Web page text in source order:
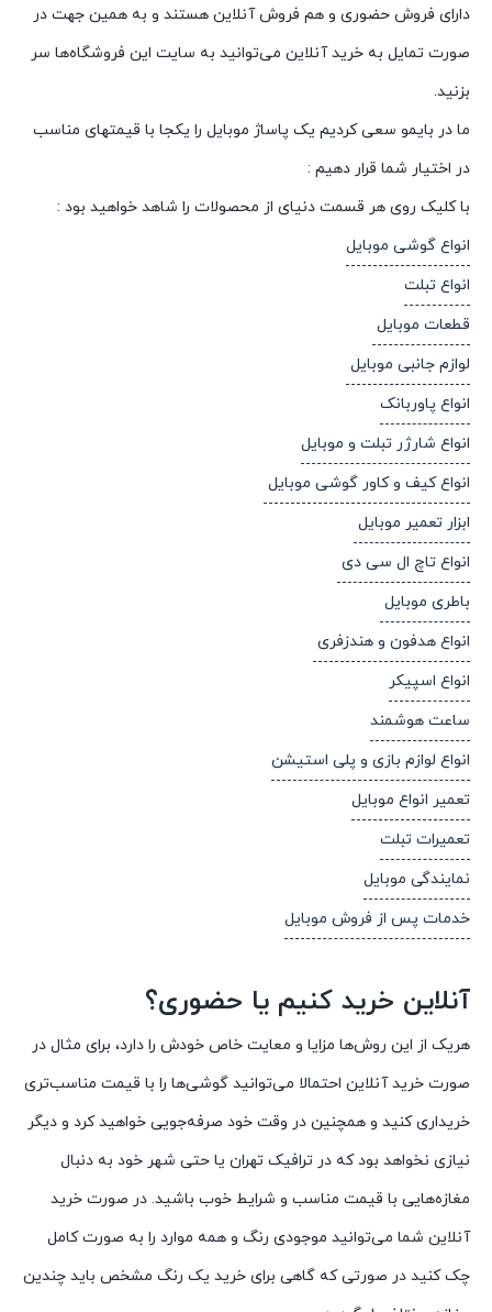
دارای فروش حضوری و هم فروش آنلاین هستند و به همین جهت در
صورت تمایل به خرید آنلاین می‌توانید به سایت این فروشگاه‌ها سر
بزنید.
ما در بایمو سعی کردیم یک پاساژ موبایل را یکجا با قیمتهای مناسب
در اختیار شما قرار دهیم :
با کلیک روی هر قسمت دنیای از محصولات را شاهد خواهید بود :
انواع گوشی موبایل
انواع تبلت
قطعات موبایل
لوازم جانبی موبایل
انواع پاوربانک
انواع شارژر تبلت و موبایل
انواع کیف و کاور گوشی موبایل
ابزار تعمیر موبایل
انواع تاچ ال سی دی
باطری موبایل
انواع هدفون و هندزفری
انواع اسپیکر
ساعت هوشمند
انواع لوازم بازی و پلی استیشن
تعمیر انواع موبایل
تعمیرات تبلت
نمایندگی موبایل
خدمات پس از فروش موبایل
آنلاین خرید کنیم یا حضوری؟
هریک از این روش‌ها مزایا و معایت خاص خودش را دارد، برای مثال در
صورت خرید آنلاین احتمالا می‌توانید گوشی‌ها را با قیمت مناسب‌تری
خریداری کنید و همچنین در وقت خود صرفه‌جویی خواهید کرد و دیگر
نیازی نخواهد بود که در ترافیک تهران یا حتی شهر خود به دنبال
مغازه‌هایی با قیمت مناسب و شرایط خوب باشید. در صورت خرید
آنلاین شما می‌توانید موجودی رنگ و همه موارد را به صورت کامل
چک کنید در صورتی که گاهی برای خرید یک رنگ مشخص باید چندین